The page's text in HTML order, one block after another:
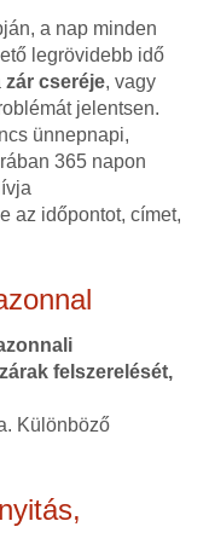
a nap minden
legrövidebb idő
zár cseréje, vagy
jelentsen.
ünnepnapi,
365 napon
az időpontot, címet,
felszerelését,
Különböző